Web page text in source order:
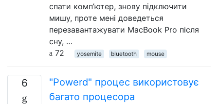
спати комп’ютер, знову підключити
мишу, проте мені доведеться
перезавантажувати MacBook Pro після
сну, …
72
yosemite bluetooth mouse
6
"Powerd" процес використовує
багато процесора